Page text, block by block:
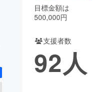
コミュニティ
目標金額は
500,000円
支援者数
92人